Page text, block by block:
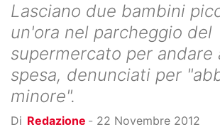
Lasciano due bambini
un'ora nel parcheggio del
supermercato per andare
spesa, denunciati per
minore".
Di Redazione - 22 Novembre 2012